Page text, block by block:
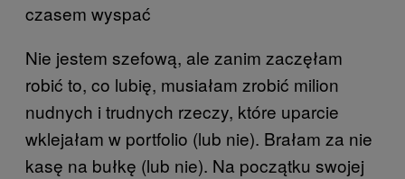
czasem wyspać
Nie jestem szefową, ale zanim zaczęłam
robić to, co lubię, musiałam zrobić milion
nudnych i trudnych rzeczy, które uparcie
wklejałam w portfolio (lub nie). Brałam za nie
kasę na bułkę (lub nie). Na początku swojej